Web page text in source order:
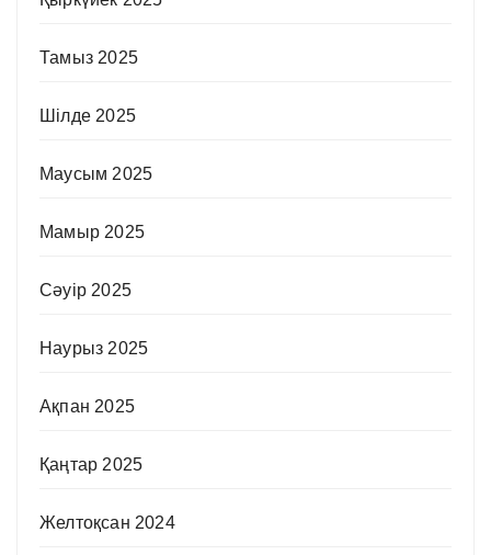
Тамыз 2025
Шілде 2025
Маусым 2025
Мамыр 2025
Сәуір 2025
Наурыз 2025
Ақпан 2025
Қаңтар 2025
Желтоқсан 2024